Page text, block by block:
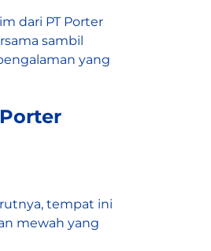
dari PT Porter
sambil
yang
tempat ini
mewah yang